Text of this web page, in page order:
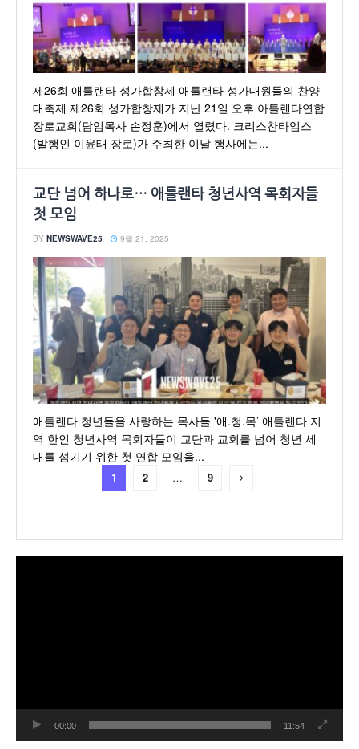
제26회 애틀랜타 성가합창제 애틀랜타 성가대원들의 찬양
대축제 제26회 성가합창제가 지난 21일 오후 아틀랜타연합
장로교회(담임목사 손정훈)에서 열렸다. 크리스찬타임스
(발행인 이윤태 장로)가 주최한 이날 행사에는...
교단 넘어 하나로… 애틀랜타 청년사역 목회자들
첫 모임
BY NEWSWAVE25 9월 21, 2025
애틀랜타 청년들을 사랑하는 목사들 '애.청.목’ 애틀랜타 지
역 한인 청년사역 목회자들이 교단과 교회를 넘어 청년 세
대를 섬기기 위한 첫 연합 모임을...
1 2 … 9
00:00 11:54